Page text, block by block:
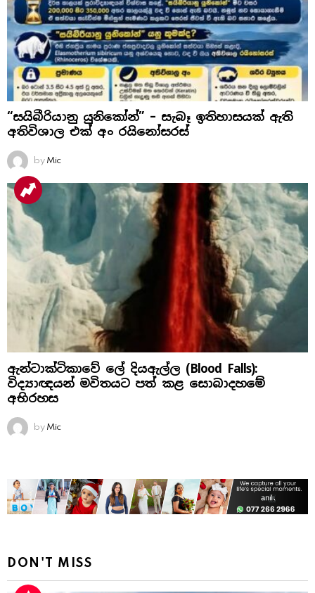
“සයිබීරියානු යුනිකෝන්” – සැබෑ ඉතිහාසයක් ඇති
අතිවිශාල එක් අං රයිනෝසරස්
by Mic
ඇන්ටාක්ටිකාවේ ලේ දියඇල්ල (Blood Falls):
විද්‍යාඥයන් මවිතයට පත් කළ සොබාදහමේ
අභිරහස
by Mic
DON'T MISS